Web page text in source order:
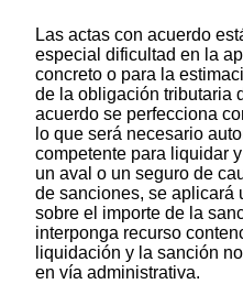
Las actas con acuerdo
especial dificultad en la
concreto o para la
de la obligación tributaria
acuerdo se perfecciona
lo que será necesario
competente para liquidar
un aval o un seguro de
de sanciones, se aplicará
sobre el importe de la
interponga recurso
liquidación y la sanción
en vía administrativa.